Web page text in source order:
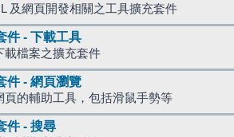
及網頁開發相關之工具擴充套件
件 - 下載工具
載檔案之擴充套件
件 - 網頁瀏覽
頁的輔助工具，包括滑鼠手勢等
件 - 搜尋